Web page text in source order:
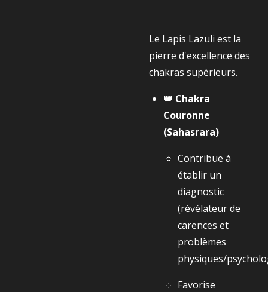
Le Lapis Lazuli est la
pierre d'excellence des
chakras supérieurs.
👑 Chakra
Couronne
(Sahasrara)
Contribue à
établir un
diagnostic
(révélateur de
carences et
problèmes
physiques/
Favorise